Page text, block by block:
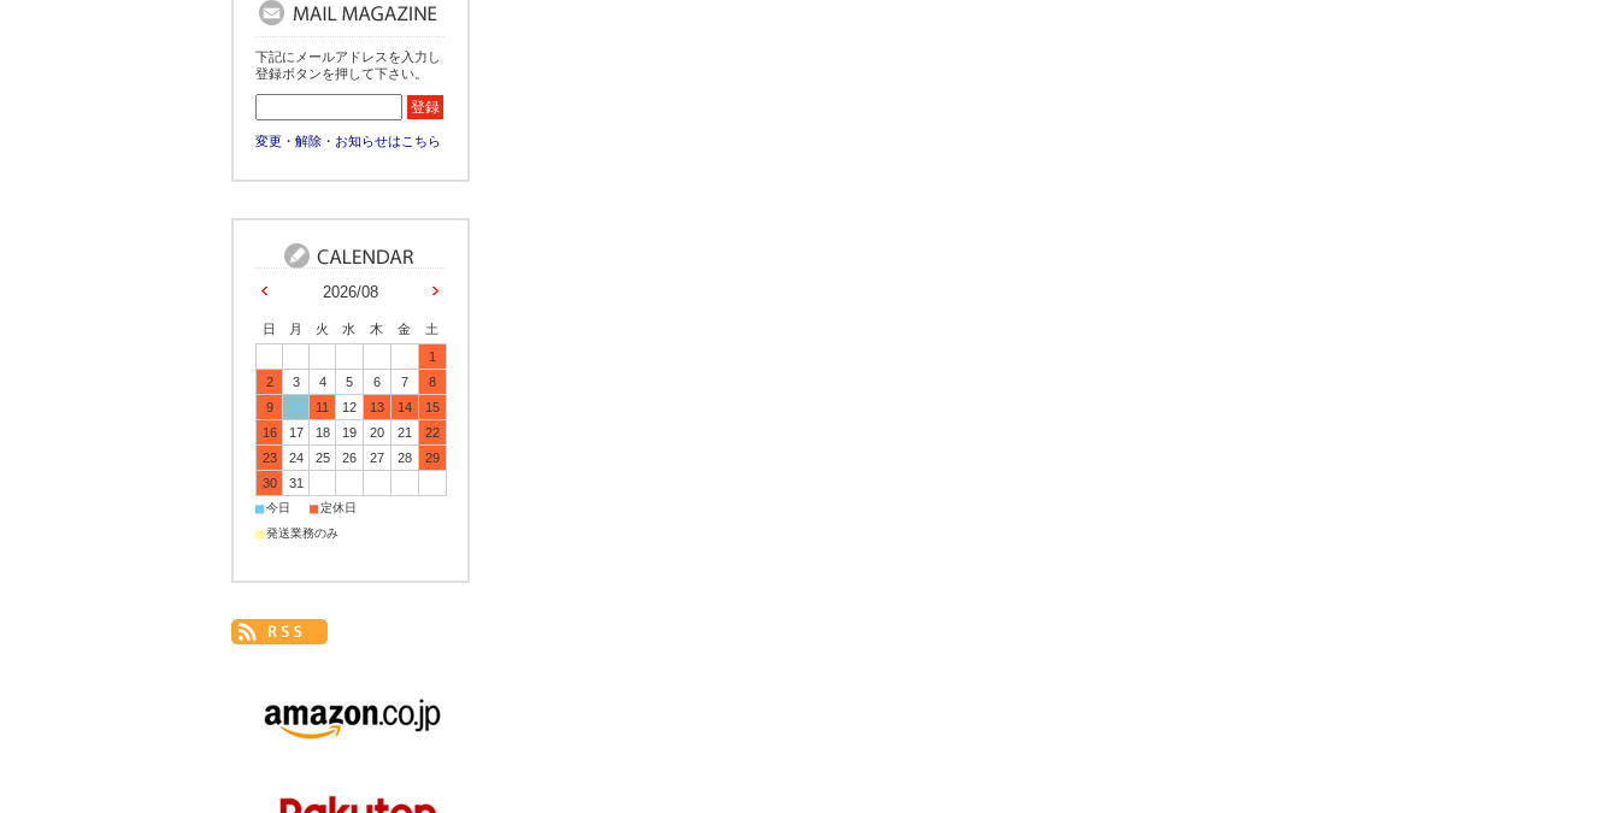
下記にメールアドレスを入力し
登録ボタンを押して下さい。
変更・解除・お知らせはこちら
2026/08
日 月 火 水 木 金
土
1
2
3 4 5 6 7
8
9
10 11 12 13 14
15
16
17 18 19 20 21
22
23
24 25 26 27 28
29
30
31
■今日 ■定休日
■発送業務のみ